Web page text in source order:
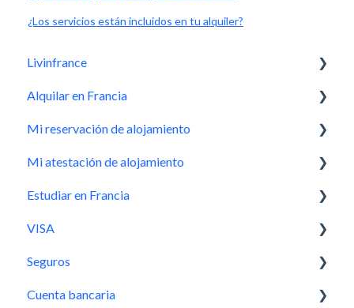
¿Los servicios están incluidos en tu alquiler?
Livinfrance
Conocernos mejor
¿Quiénes somos?
Alquilar en Francia
Livinfrance, la mejor solución
Antes de reservar un alojamiento
La información más relevante
Léxico
Cómo realizar correctamente la inspección de salida
Mi reservación de alojamiento
Hacer una solicitud de reservación
Solicitud aceptada, ¿Cuál es el siguiente paso?
Durante mi estancia
Al final de mi estancia
Mi atestación de alojamiento
¿Cómo funciona?
¿Cómo se utiliza?
Estudiar en Francia
Por dónde comenzar
Procedimiento Étude en France
¿Cómo postular?
VISA
Lo más importante que debes saber
Prepara adecuadamente tu VISA
Seguros
Seguro de vivienda
Cuenta bancaria